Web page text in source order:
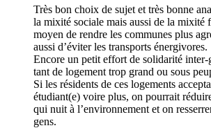
Très bon choix de sujet et très bonne
la mixité sociale mais aussi de la mixité
moyen de rendre les communes plus
aussi d’éviter les transports énergivores.
Encore un petit effort de solidarité
tant de logement trop grand ou sous
Si les résidents de ces logements
étudiant(e) voire plus, on pourrait
qui nuit à l’environnement et on
gens.